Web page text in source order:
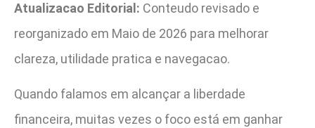
Atualizacao Editorial: Conteudo revisado e
reorganizado em Maio de 2026 para melhorar
clareza, utilidade pratica e navegacao.
Quando falamos em alcançar a liberdade
financeira, muitas vezes o foco está em ganhar